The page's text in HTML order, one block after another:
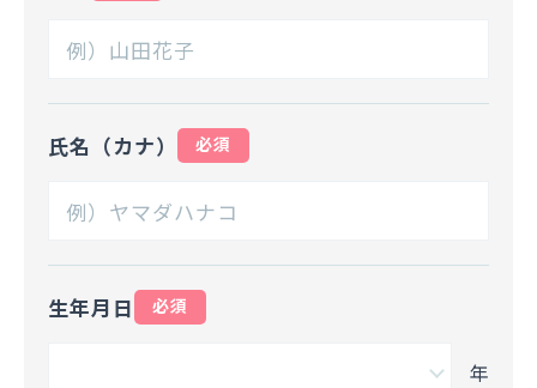
氏名（カナ） 必須
生年月日 必須
年